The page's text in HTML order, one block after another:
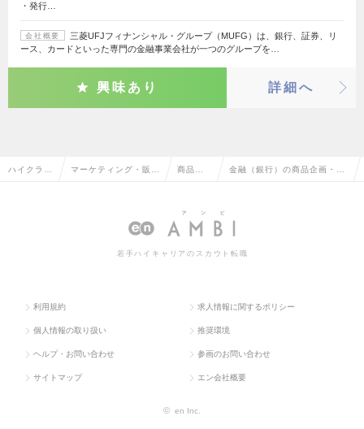
・発行…
会社概要
三菱UFJフィナンシャル・グループ（MUFG）は、銀行、証券、リ
ース、カードといった専門の金融事業会社が一つのグループを…
興味あり 詳細へ
ハイクラス マーケティング・販促 商品企 金融（銀行）の商品企画・開
若手ハイキャリアのスカウト転職
利用規約 求人情報に関するポリシー
個人情報の取り扱い 推奨環境
ヘルプ・お問い合わせ 参画のお問い合わせ
サイトマップ エン会社概要
© en Inc.